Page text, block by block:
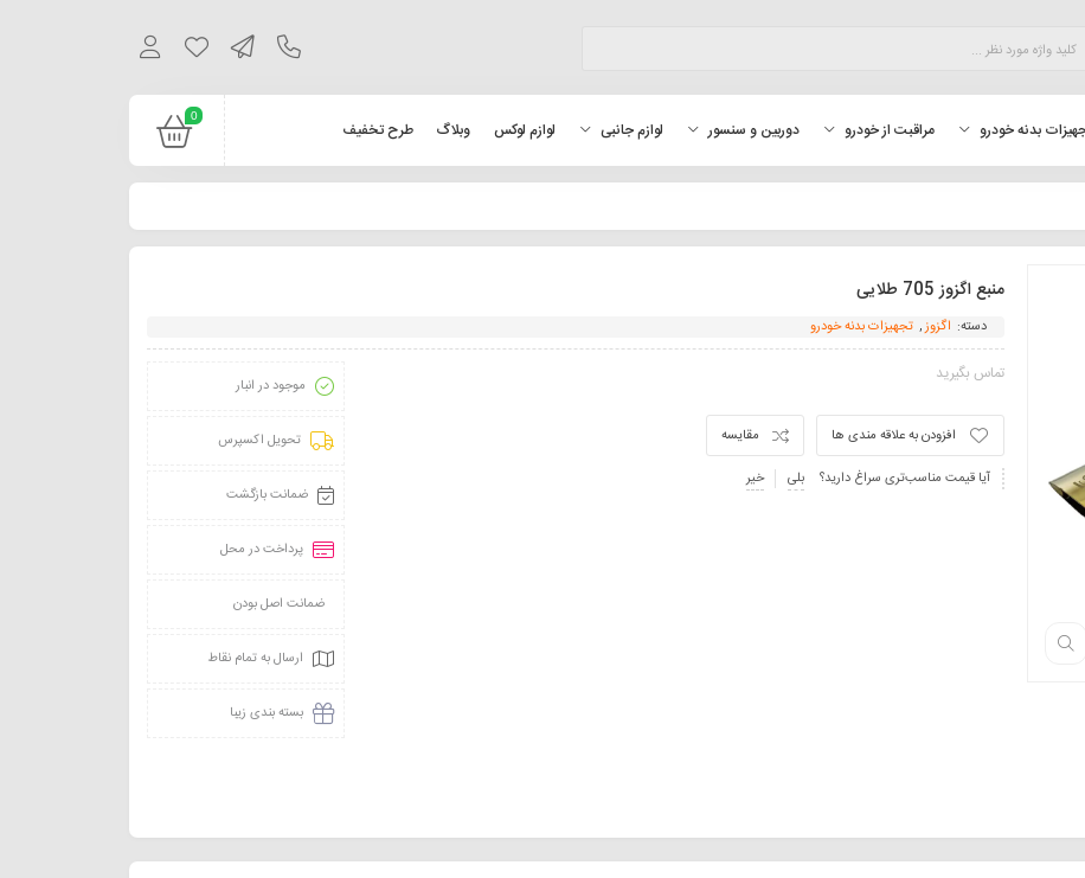
0
بدنه خودرو مراقبت از خودرو دوربین و سنسور لوازم جانبی لوازم لوکس وبلاگ طرح تخفیف
منبع اگزوز 705 طلایی
دسته: اگزوز, تجهیزات بدنه خودرو
تماس بگیرید
مقایسه
افزودن به علاقه مندی ها
آیا قیمت مناسب‌تری سراغ دارید؟
بلی خیر
موجود در انبار
تحویل اکسپرس
ضمانت بازگشت
پرداخت در محل
ضمانت اصل بودن
ارسال به تمام نقاط
بسته بندی زیبا